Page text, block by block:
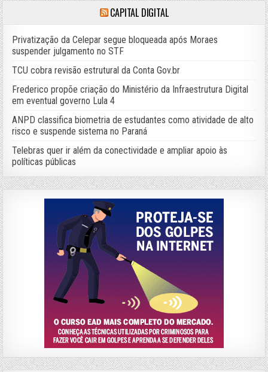
CAPITAL DIGITAL
Privatização da Celepar segue bloqueada após Moraes
suspender julgamento no STF
TCU cobra revisão estrutural da Conta Gov.br
Frederico propõe criação do Ministério da Infraestrutura Digital
em eventual governo Lula 4
ANPD classifica biometria de estudantes como atividade de alto
risco e suspende sistema no Paraná
Telebras quer ir além da conectividade e ampliar apoio às
políticas públicas